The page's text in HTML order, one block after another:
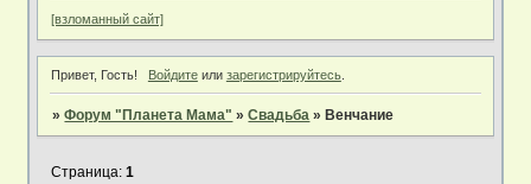
[взломанный сайт]
Привет, Гость! Войдитеили зарегистрируйтесь.
»Форум "Планета Мама" »Свадьба »Венчание
Страница:1